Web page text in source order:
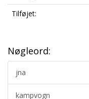
Tilføjet:
Nøgleord:
jna
kampvogn